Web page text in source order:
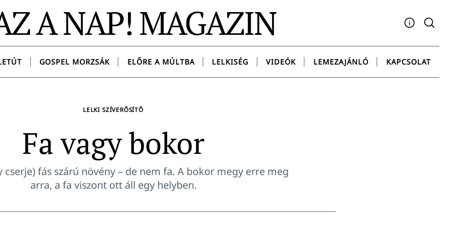
A NAP! MAGAZIN
Facebook
YouTubeInstagram
TwitterSpotify
GOSPEL MORZSÁK ELŐRE A MÚLTBA LELKISÉG VIDEÓK LEMEZAJÁNLÓ KAPCSOLAT
LELKI SZÍVERŐSÍTŐ
Fa vagy bokor
cserje) fás szárú növény – de nem fa. A bokor megy erre meg
arra, a fa viszont ott áll egy helyben.